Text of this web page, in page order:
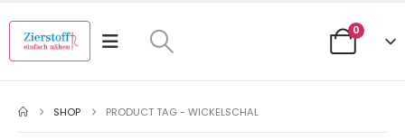
0
SHOP PRODUCT TAG -WICKELSCHAL